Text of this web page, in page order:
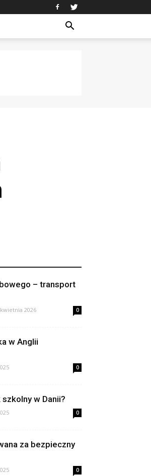
– transport
2026 0
w Anglii
0
w Danii?
0
za bezpieczny
0